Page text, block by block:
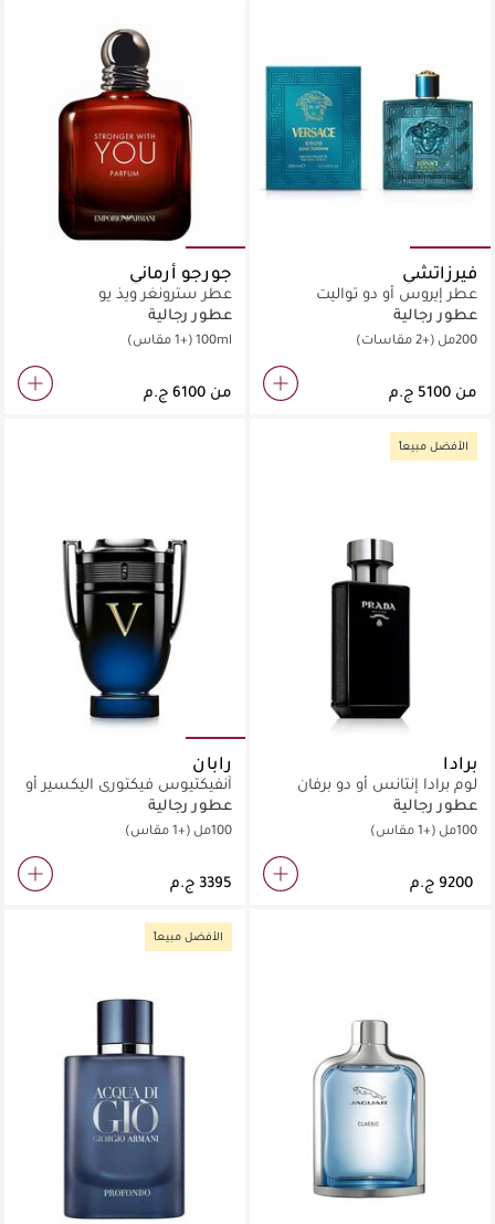
فيرزاتشي
عطر إيروس أو دو تواليت
عطور رجالية
200مل (+2 مقاسات)
من
جورجو أرماني
عطر سترونغر ويذ يو
عطور رجالية
100ml(+1 مقاس)
من
الأفضل مبيعاً
برادا
لوم برادا إنتانس أو دو برفان
عطور رجالية
100مل (+1 مقاس)
رابان
آنفيكتيوس فيكتوري اليكسير أو
دو برفان
عطور رجالية
100مل (+1 مقاس)
الأفضل مبيعاً